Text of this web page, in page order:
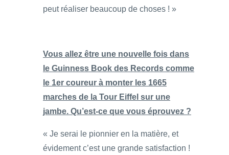
peut réaliser beaucoup de choses ! »
Vous allez être une nouvelle fois dans
le Guinness Book des Records comme
le 1er coureur à monter les 1665
marches de la Tour Eiffel sur une
jambe. Qu’est-ce que vous éprouvez ?
« Je serai le pionnier en la matière, et
évidement c’est une grande satisfaction !